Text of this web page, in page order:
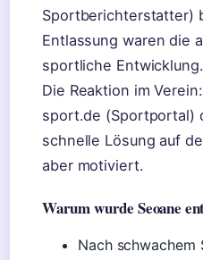
Sportberichterstatter)
Entlassung waren die
sportliche Entwicklung.
Die Reaktion im
sport.de (Sportportal)
schnelle Lösung auf
aber motiviert.
Warum wurde Seoane
Nach schwachem